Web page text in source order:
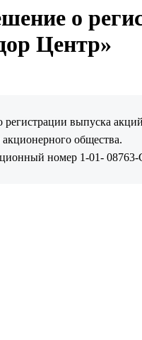
о
Центр»
выпуска
общества.
номер 1-01- 08763-